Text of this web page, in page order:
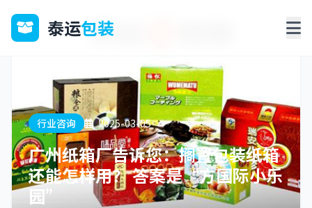
泰运包装
行业咨询 2025-03-05
广州纸箱厂告诉您：搁置包装纸箱
还能怎样用？ 答案是“方国际小乐
园”